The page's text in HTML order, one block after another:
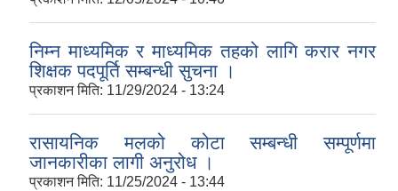
निम्न माध्यमिक र माध्यमिक तहको लागि करार नगर
शिक्षक पदपूर्ति सम्बन्धी सुचना ।
प्रकाशन मिति: 11/29/2024 - 13:24
रासायनिक मलको कोटा सम्बन्धी सम्पूर्णमा
जानकारीका लागी अनुरोध ।
प्रकाशन मिति: 11/25/2024 - 13:44